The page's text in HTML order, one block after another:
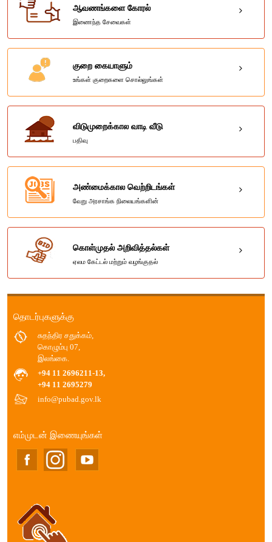
ஆவணங்களை கோரல்
இணைந்த சேவைகள்
குறை கையாளும்
உங்கள் குறைகளை சொல்லுங்கள்
விடுமுறைக்கால வாடி வீடு
பதிவு
அண்மைக்கால வெற்றிடங்கள்
வேறு அரசாங்க நிலையங்களின்
கொள்முதல் அறிவித்தல்கள்
ஏலம கேட்டல் மற்றும் வழங்குதல்
தொடர்புகளுக்கு
சுதந்திர சதுக்கம்,
கொழும்பு 07,
இலங்கை.
+94 11 2696211-13,
+94 11 2695279
info@pubad.gov.lk
எம்முடன் இணையுங்கள்